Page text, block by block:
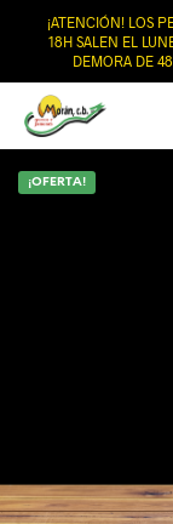
¡ATENCIÓN! LOS
18H SALEN EL
DEMORA DE
¡OFERTA!